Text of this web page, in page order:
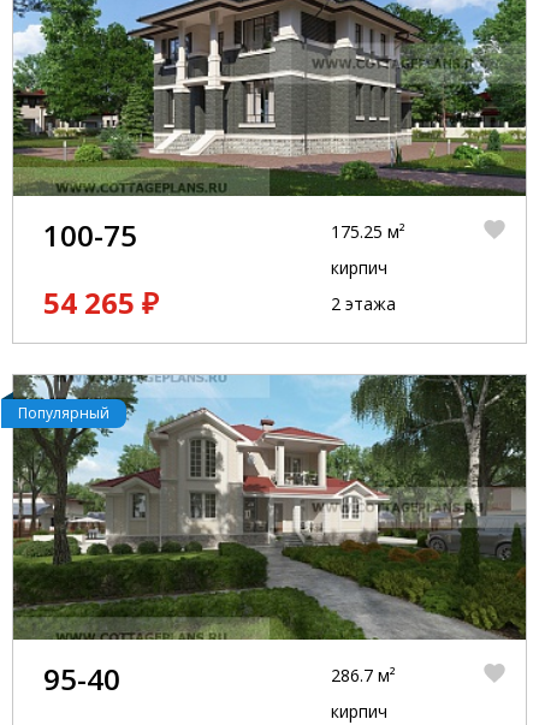
100-75
54 265 ₽
175.25 м²
кирпич
2 этажа
Популярный
95-40
286.7 м²
кирпич